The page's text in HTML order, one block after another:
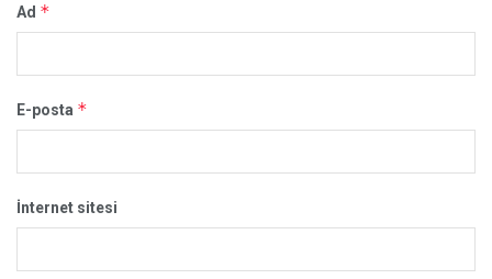
Ad *
E-posta *
İnternet sitesi